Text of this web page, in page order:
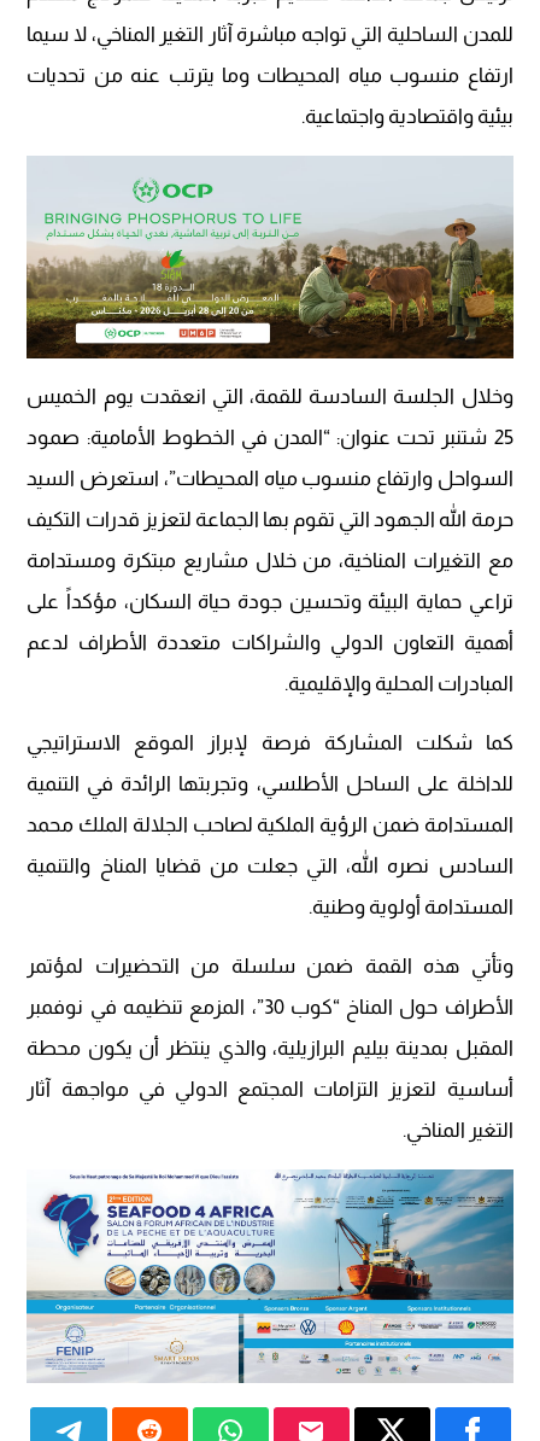
للمدن الساحلية التي تواجه مباشرة آثار التغير المناخي، لا سيما
ارتفاع منسوب مياه المحيطات وما يترتب عنه من تحديات
بيئية واقتصادية واجتماعية.
وخلال الجلسة السادسة للقمة، التي انعقدت يوم الخميس
25 شتنبر تحت عنوان: “المدن في الخطوط الأمامية: صمود
السواحل وارتفاع منسوب مياه المحيطات”، استعرض السيد
حرمة الله الجهود التي تقوم بها الجماعة لتعزيز قدرات التكيف
مع التغيرات المناخية، من خلال مشاريع مبتكرة ومستدامة
تراعي حماية البيئة وتحسين جودة حياة السكان، مؤكداً على
أهمية التعاون الدولي والشراكات متعددة الأطراف لدعم
المبادرات المحلية والإقليمية.
كما شكلت المشاركة فرصة لإبراز الموقع الاستراتيجي
للداخلة على الساحل الأطلسي، وتجربتها الرائدة في التنمية
المستدامة ضمن الرؤية الملكية لصاحب الجلالة الملك محمد
السادس نصره الله، التي جعلت من قضايا المناخ والتنمية
المستدامة أولوية وطنية.
وتأتي هذه القمة ضمن سلسلة من التحضيرات لمؤتمر
الأطراف حول المناخ “كوب 30”، المزمع تنظيمه في نوفمبر
المقبل بمدينة بيليم البرازيلية، والذي ينتظر أن يكون محطة
أساسية لتعزيز التزامات المجتمع الدولي في مواجهة آثار
التغير المناخي.